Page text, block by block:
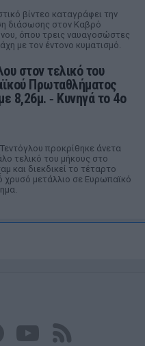
βίντεο καταγράφει την
διάσωσης στον Καβρό
όπου τρεις ναυαγοσώστες
με τον έντονο κυματισμό.
στον τελικό του
Πρωταθλήματος
8,26μ. ‑ Κυνηγά το 4ο
προκρίθηκε άνετα
τελικό του μήκους στο
και διεκδικεί το τέταρτο
χρυσό μετάλλιο σε Ευρωπαϊκό